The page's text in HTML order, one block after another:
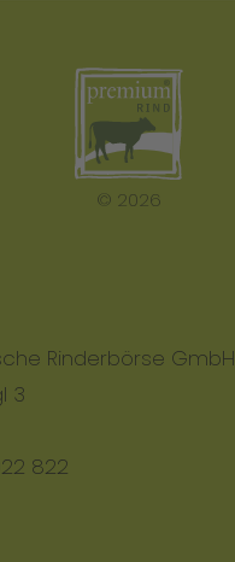
© 2026
Rinderbörse GmbH
3
822